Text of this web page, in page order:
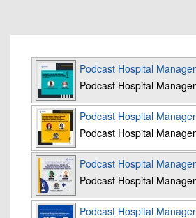
Podcast Hospital
Podcast Hospital
Podcast Hospital
Podcast Hospital
Podcast Hospital
Podcast Hospital
Podcast Hospital